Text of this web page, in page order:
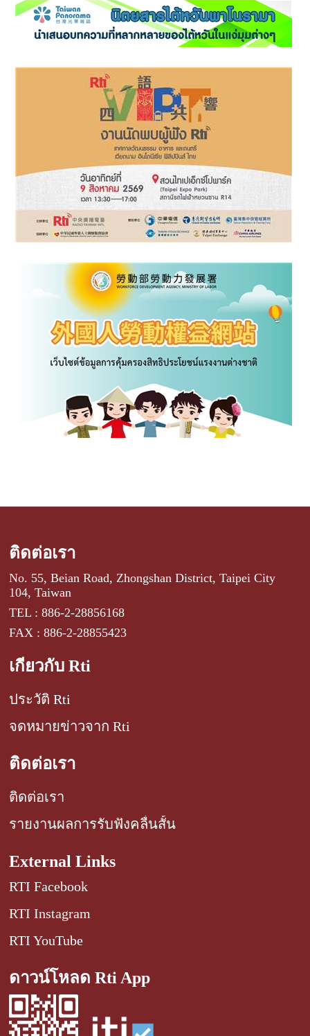
ติดต่อเรา
No. 55, Beian Road, Zhongshan District, Taipei City
104, Taiwan
TEL : 886-2-28856168
FAX : 886-2-28855423
เกี่ยวกับ Rti
ประวัติ Rti
จดหมายข่าวจาก Rti
ติดต่อเรา
ติดต่อเรา
รายงานผลการรับฟังคลื่นสั้น
External Links
RTI Facebook
RTI Instagram
RTI YouTube
ดาวน์โหลด Rti App